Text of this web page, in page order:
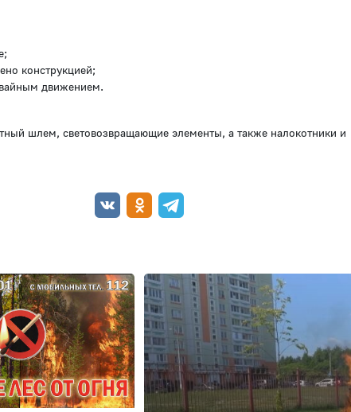
конструкцией;
движением.
шлем, световозвращающие элементы, а также налокотники и